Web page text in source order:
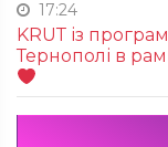
17:24
KRUТ із
Тернополі в